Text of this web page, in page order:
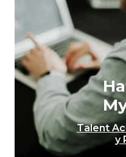
Talent
у